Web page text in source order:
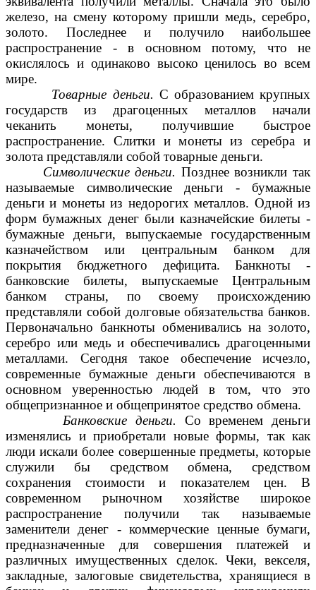
железо, на смену которому пришли медь, серебро,
золото. Последнее и получило наибольшее
распространение - в основном потому, что не
окислялось и одинаково высоко ценилось во всем
мире.
Товарные деньги. С образованием крупных
государств из драгоценных металлов начали
чеканить монеты, получившие быстрое
распространение. Слитки и монеты из серебра и
золота представляли собой товарные деньги.
Символические деньги. Позднее возникли так
называемые символические деньги - бумажные
деньги и монеты из недорогих металлов. Одной из
форм бумажных денег были казначейские билеты -
бумажные деньги, выпускаемые государственным
казначейством или центральным банком для
покрытия бюджетного дефицита. Банкноты -
банковские билеты, выпускаемые Центральным
банком страны, по своему происхождению
представляли собой долговые обязательства банков.
Первоначально банкноты обменивались на золото,
серебро или медь и обеспечивались драгоценными
металлами. Сегодня такое обеспечение исчезло,
современные бумажные деньги обеспечиваются в
основном уверенностью людей в том, что это
общепризнанное и общепринятое средство обмена.
Банковские деньги. Со временем деньги
изменялись и приобретали новые формы, так как
люди искали более совершенные предметы, которые
служили бы средством обмена, средством
сохранения стоимости и показателем цен. В
современном рыночном хозяйстве широкое
распространение получили так называемые
заменители денег - коммерческие ценные бумаги,
предназначенные для совершения платежей и
различных имущественных сделок. Чеки, векселя,
закладные, залоговые свидетельства, хранящиеся в